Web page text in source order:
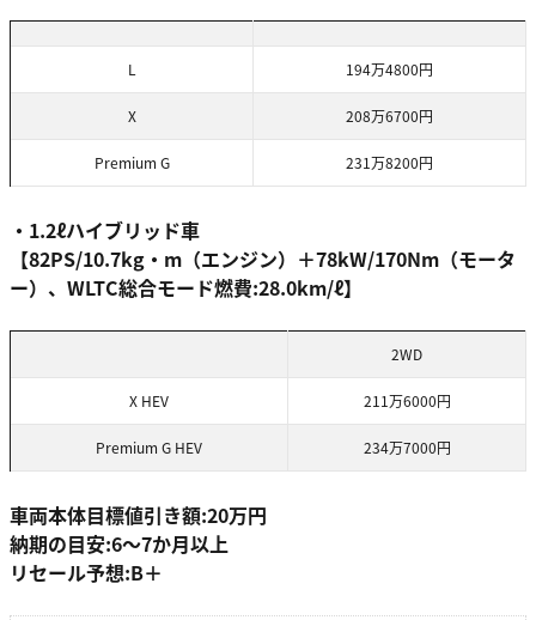
L 194万4800円
X 208万6700円
Premium G 231万8200円
・1.2ℓハイブリッド車
【82PS/10.7kg・m（エンジン）＋78kW/170Nm（モータ
ー）、WLTC総合モード燃費:28.0km/ℓ】
2WD
X HEV 211万6000円
Premium G HEV 234万7000円
車両本体目標値引き額:20万円
納期の目安:6〜7か月以上
リセール予想:B＋